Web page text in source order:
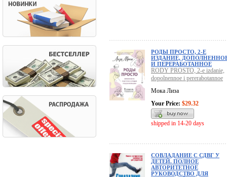
РОДЫ ПРОСТО, 2-Е
ИЗДАНИЕ,
И ПЕРЕРАБОТАННОЕ
RODY PROSTO, 2-e izdanie,
dopolnennoe i pererabotannoe
Мока Лиза
Your Price: $29.32
shipped in 14-20 days
СОВЛАДАНИЕ С СДВГ У
ДЕТЕЙ. ПОЛНОЕ
АВТОРИТЕТНОЕ
РУКОВОДСТВО ДЛЯ